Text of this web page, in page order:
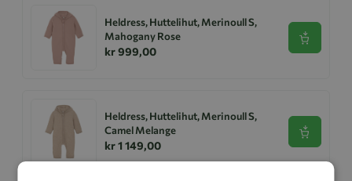
Heldress, Huttelihut, Merinoull S,
Mahogany Rose
kr 999,00
Se
Heldress, Huttelihut, Merinoull S,
Camel Melange
kr 1 149,00
Se